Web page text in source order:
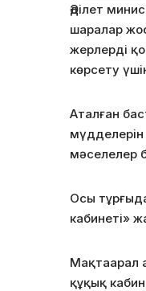
Әділет
шаралар
жерлерді
көрсету
Аталған
мүдделерін
мәселелер
Осы
кабинеті»
Мақтаарал
құқық